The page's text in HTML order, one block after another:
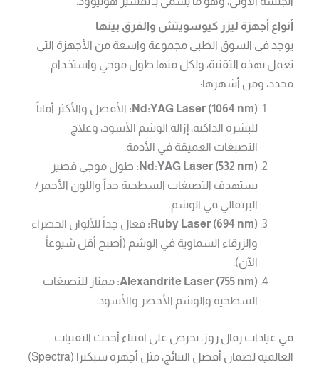
أنواع أجهزة ليزر كيوسويتش والفرق بينها
يوجد في السوق الطبي مجموعة واسعة من الأجهزة التي
تعمل بهذه التقنية، ولكل منها طول موجي واستخدام
محدد، ومن أشهرها:
Nd:YAG Laser (1064 nm): الأفضل والأكثر أماناً
للبشرة الداكنة، إزالة الوشم الأسود، وعلاج
التصبغات العميقة في الأدمة.
Nd:YAG Laser (532 nm): طول موجي قصير
يستهدف التصبغات السطحية جداً واللون الأحمر/
البرتقالي في الوشم.
Ruby Laser (694 nm): فعال جداً للألوان الخضراء
والزرقاء السماوية في الوشم (أصبح أقل شيوعاً
الآن).
Alexandrite Laser (755 nm): ممتاز للتصبغات
السطحية والوشم الأخضر والأسود.
في عيادات رفال روز، نحرص على اقتناء أحدث التقنيات
العالمية لضمان أفضل النتائج، مثل أجهزة سبكترا (Spectra)